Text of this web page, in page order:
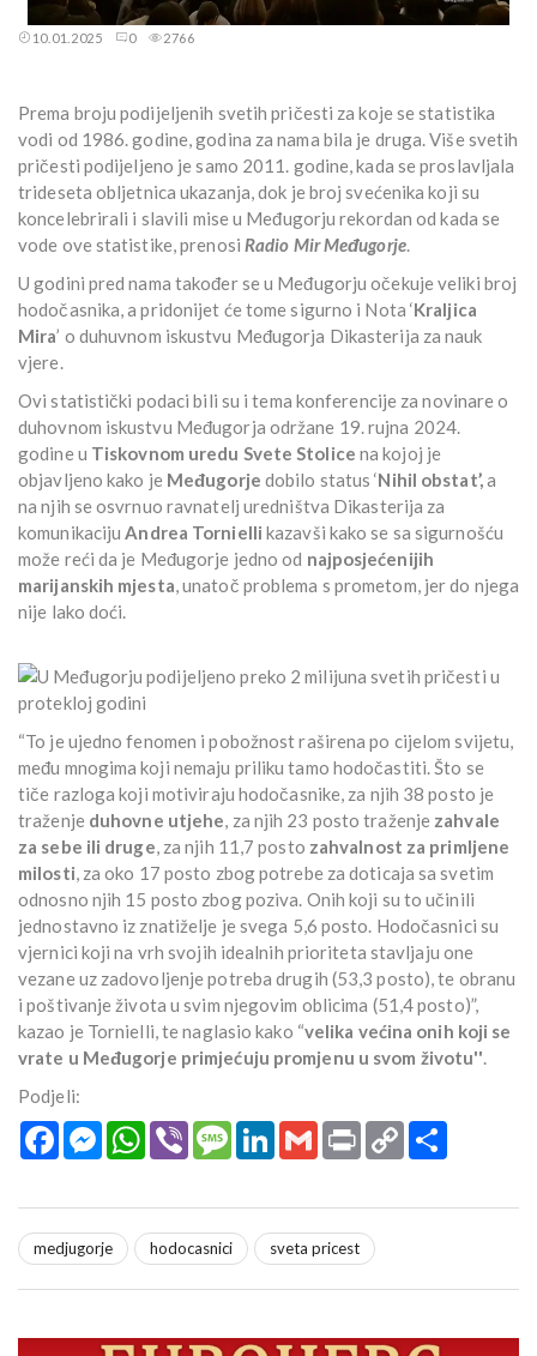
10.01.2025 0 2766
Prema broju podijeljenih svetih pričesti za koje se statistika
vodi od 1986. godine, godina za nama bila je druga. Više svetih
pričesti podijeljeno je samo 2011. godine, kada se proslavljala
trideseta obljetnica ukazanja, dok je broj svećenika koji su
koncelebrirali i slavili mise u Međugorju rekordan od kada se
vode ove statistike, prenosi Radio Mir Međugorje.
U godini pred nama također se u Međugorju očekuje veliki broj
hodočasnika, a pridonijet će tome sigurno i Nota ‘Kraljica
Mira’ o duhuvnom iskustvu Međugorja Dikasterija za nauk
vjere.
Ovi statistički podaci bili su i tema konferencije za novinare o
duhovnom iskustvu Međugorja održane 19. rujna 2024.
godine u Tiskovnom uredu Svete Stolice na kojoj je
objavljeno kako je Međugorje dobilo status ‘Nihil obstat’,a
na njih se osvrnuo ravnatelj uredništva Dikasterija za
komunikacijuAndrea Tornielli kazavši kako se sa sigurnošću
može reći da je Međugorje jedno od najposjećenijih
marijanskih mjesta, unatoč problema s prometom, jer do njega
nije lako doći.
“To je ujedno fenomen i pobožnost raširena po cijelom svijetu,
među mnogima koji nemaju priliku tamo hodočastiti. Što se
tiče razloga koji motiviraju hodočasnike, za njih 38 posto je
traženje duhovne utjehe, za njih 23 posto traženje zahvale
za sebe ili druge, za njih 11,7 posto zahvalnost za primljene
milosti, za oko 17 posto zbog potrebe za doticaja sa svetim
odnosno njih 15 posto zbog poziva. Onih koji su to učinili
jednostavno iz znatiželje je svega 5,6 posto. Hodočasnici su
vjernici koji na vrh svojih idealnih prioriteta stavljaju one
vezane uz zadovoljenje potreba drugih (53,3 posto), te obranu
i poštivanje života u svim njegovim oblicima (51,4 posto)”,
kazao je Tornielli, te naglasio kako “velika većina onih koji se
vrate u Međugorje primjećuju promjenu u svom životu''.
Podjeli:
FacebookMessengerWhatsApp
Viber MessageLinkedInGmail Print Copy
Link
medjugorje hodocasnici sveta pricest